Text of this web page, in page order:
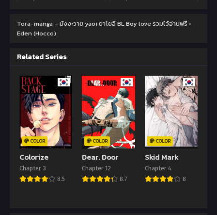
4 พฤศจิกายน 2024 19 ตุลาคม 2024
19 ตุลาคม 2024
Chapter 14
30 กันยายน 2024
Chapter 13
18 กันยายน 2024
Chapter 12
9 กันยายน 2024
Chapter 11
3 กันยายน 2024
Chapter 10 Chapter 9
Chapter 8
3 กันยายน 2024 3 กันยายน 2024
Tora-manga – มังงะวาย yaoi ยาโยอิ BL Boy love รวมไว้อ่านฟรี ›
Eden (Hocco)
Related Series
COLOR
Colorize
Chapter 3
8.5
COLOR
Dear. Door
Chapter 12
8.7
COLOR
Skid Mark
Chapter 4
8